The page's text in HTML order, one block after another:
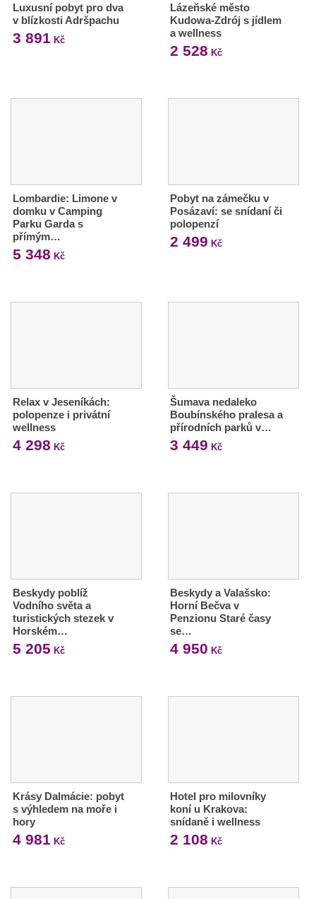
Luxusní pobyt pro dva
v blízkosti Adršpachu
3 891 Kč
Lázeňské město
Kudowa-Zdrój s jídlem
a wellness
2 528 Kč
Lombardie: Limone v
domku v Camping
Parku Garda s
přímým…
5 348 Kč
Pobyt na zámečku v
Posázaví: se snídaní či
polopenzí
2 499 Kč
Relax v Jeseníkách:
polopenze i privátní
wellness
4 298 Kč
Šumava nedaleko
Boubínského pralesa a
přírodních parků v…
3 449 Kč
Beskydy poblíž
Vodního světa a
turistických stezek v
Horském…
5 205 Kč
Beskydy a Valašsko:
Horní Bečva v
Penzionu Staré časy
se…
4 950 Kč
Krásy Dalmácie: pobyt
s výhledem na moře i
hory
4 981 Kč
Hotel pro milovníky
koní u Krakova:
snídaně i wellness
2 108 Kč